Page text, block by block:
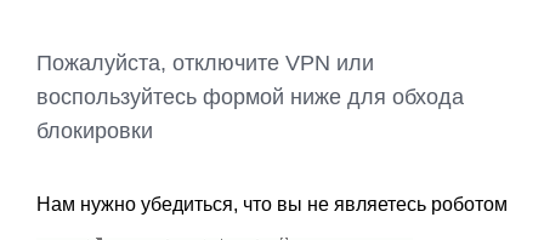
Пожалуйста, отключите VPN или
воспользуйтесь формой ниже для обхода
блокировки
Нам нужно убедиться, что вы не являетесь роботом